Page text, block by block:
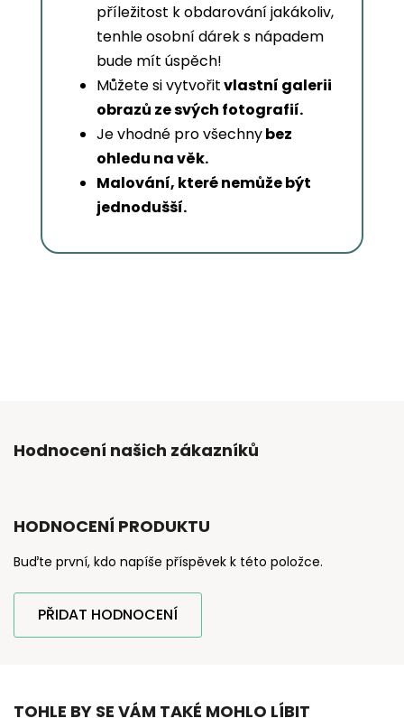
příležitost k obdarování jakákoliv,
tenhle osobní dárek s nápadem
bude mít úspěch!
Můžete si vytvořitvlastní galerii
obrazů ze svých fotografií.
Je vhodné pro všechnybez
ohledu na věk.
Malování, které nemůže být
jednodušší.
Hodnocení našich zákazníků
HODNOCENÍ PRODUKTU
Buďte první, kdo napíše příspěvek k této položce.
PŘIDAT HODNOCENÍ
TOHLE BY SE VÁM TAKÉ MOHLO LÍBIT